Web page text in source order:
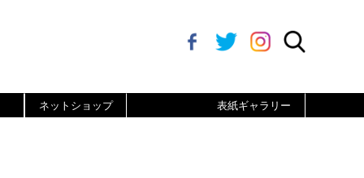
ネットショップ 表紙ギャラリー